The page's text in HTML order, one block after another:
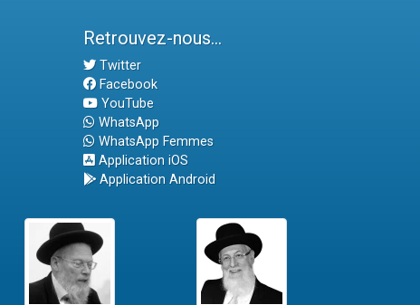
Retrouvez-nous...
Twitter
Facebook
YouTube
WhatsApp
WhatsApp Femmes
Application iOS
Application Android